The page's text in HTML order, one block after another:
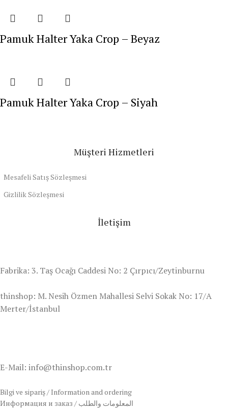
Pamuk Halter Yaka Crop – Beyaz
Pamuk Halter Yaka Crop – Siyah
Müşteri Hizmetleri
Mesafeli Satış Sözleşmesi
Gizlilik Sözleşmesi
İletişim
Fabrika: 3. Taş Ocağı Caddesi No: 2 Çırpıcı/Zeytinburnu
thinshop: M. Nesih Özmen Mahallesi Selvi Sokak No: 17/A
Merter/İstanbul
E-Mail: info@thinshop.com.tr
Bilgi ve sipariş / Information and ordering
Информация и заказ / المعلومات والطلب